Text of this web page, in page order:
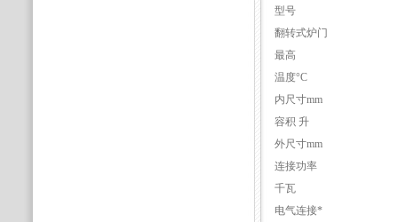
型号
翻转式炉门
最高
温度°C
内尺寸mm
容积 升
外尺寸mm
连接功率
千瓦
电气连接*